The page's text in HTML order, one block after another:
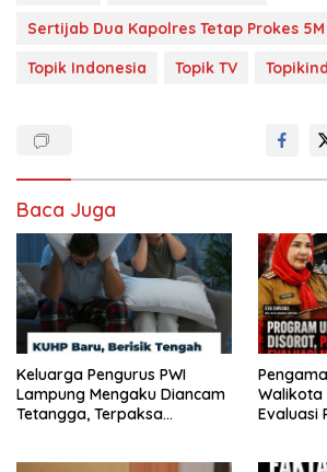
Sertijab Dua Kapolres Tetap Prokes 5M
Topik Indonesia
Topik TV
Baca Juga
Keluarga Pengurus PWI
Lampung Mengaku Diancam
Tetangga, Terpaksa
Walikota
Evaluasi